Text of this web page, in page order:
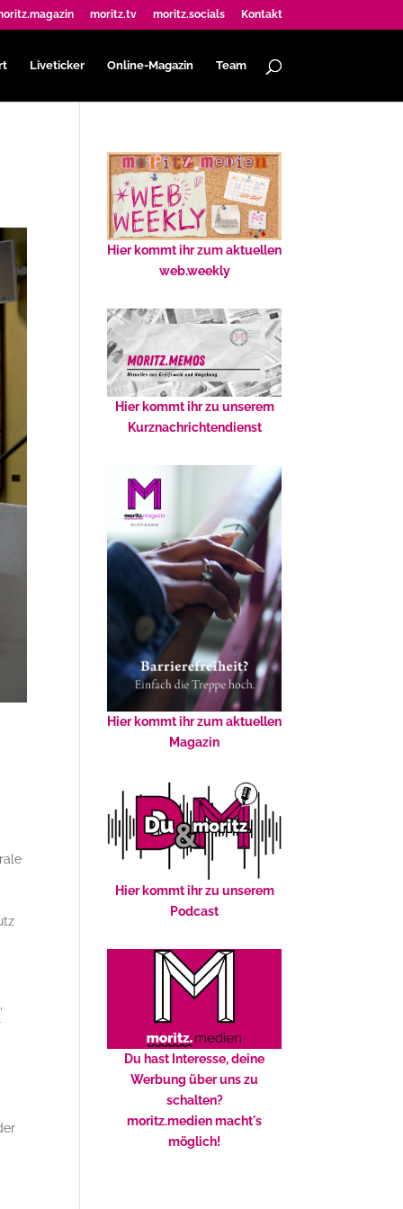
moritz.tv moritz.socials Kontakt
Liveticker Online-Magazin Team
Hier kommt ihr zum aktuellen
web.weekly
Hier kommt ihr zu unserem
Kurznachrichtendienst
Hier kommt ihr zum aktuellen
Magazin
Hier kommt ihr zu unserem
Podcast
Du hast Interesse, deine
Werbung über uns zu
schalten?
moritz.medien macht's
möglich!